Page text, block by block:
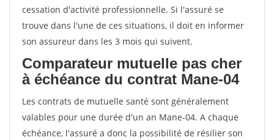
cessation d'activité professionnelle. Si l'assuré se
trouve dans l'une de ces situations, il doit en informer
son assureur dans les 3 mois qui suivent.
Comparateur mutuelle pas cher
à échéance du contrat Mane-04
Les contrats de mutuelle santé sont généralement
valables pour une durée d'un an Mane-04. A chaque
échéance, l'assuré a donc la possibilité de résilier son